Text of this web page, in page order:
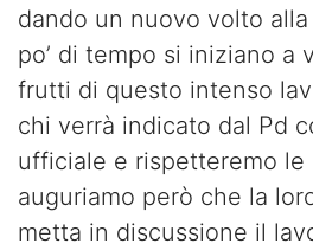
dando un nuovo volto
po’ di tempo si iniziano a
frutti di questo intenso
chi verrà indicato dal Pd
ufficiale e rispetteremo le
auguriamo però che la
metta in discussione il